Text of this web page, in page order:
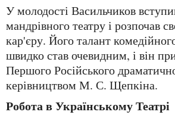
У молодості Васильчиков вступив до трупи
мандрівного театру і розпочав
кар'єру. Його талант
швидко став очевидним, і він
Першого Російського
керівництвом М. С. Щепкіна.
Робота в Українському Театрі